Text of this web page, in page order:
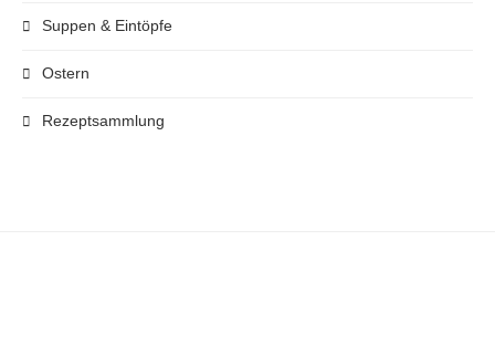
Suppen & Eintöpfe
Ostern
Rezeptsammlung